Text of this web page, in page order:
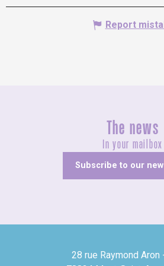
Report
The news
In your mailbox
Subscribe to our
28 rue Raymond Aron